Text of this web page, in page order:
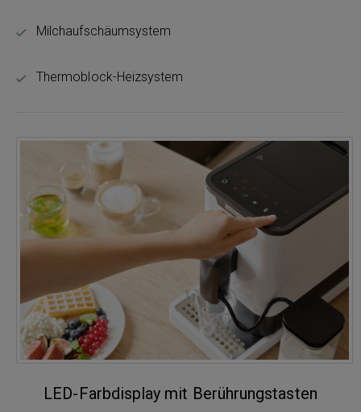
Milchaufschäumsystem
Thermoblock-Heizsystem
LED-Farbdisplay mit Berührungstasten